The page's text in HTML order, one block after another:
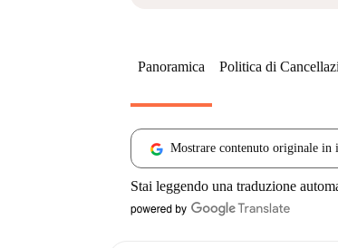
Panoramica Politica di
Mostrare contenuto originale in
Stai leggendo una traduzione